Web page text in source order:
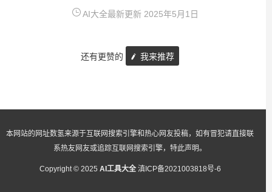
AI大全最新更新 2025年5月1日
还有更赞的 我来推荐
本网站的网址数氢来源于互联网搜索引擎和热心网友投稿，如有冒犯请直接联
系热友网友或追踪互联网搜索引擎，特此声明。
Copyright © 2025 AI工具大全 滇ICP备2021003818号-6